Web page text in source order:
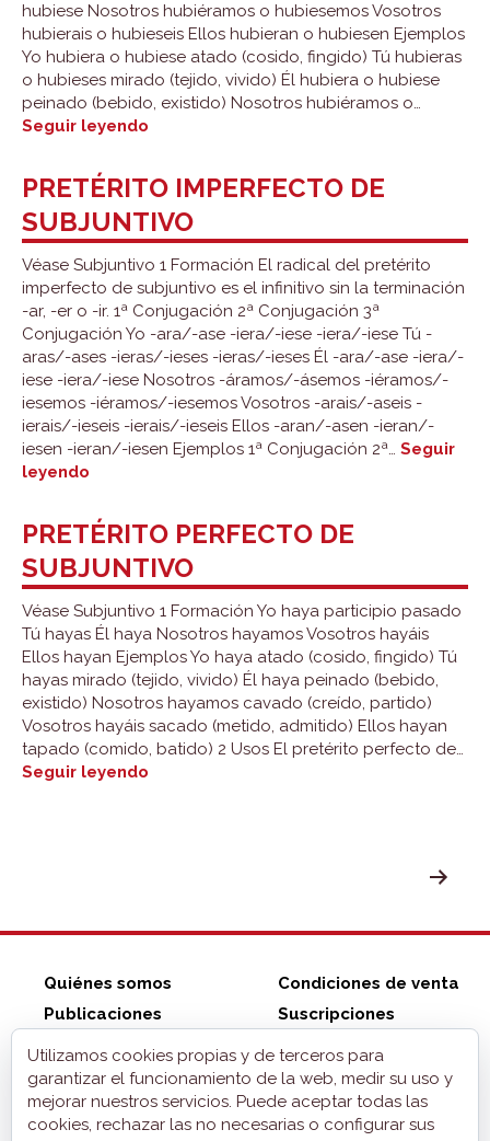
hubiese Nosotros hubiéramos o hubiesemos Vosotros
hubierais o hubieseis Ellos hubieran o hubiesen Ejemplos
Yo hubiera o hubiese atado (cosido, fingido) Tú hubieras
o hubieses mirado (tejido, vivido) Él hubiera o hubiese
peinado (bebido, existido) Nosotros hubiéramos o…
Seguir leyendo
subjuntivo
PRETÉRITO IMPERFECTO DE
SUBJUNTIVO
Véase Subjuntivo 1 Formación El radical del pretérito
imperfecto de subjuntivo es el infinitivo sin la terminación
-ar, -er o -ir. 1ª Conjugación 2ª Conjugación 3ª
Conjugación Yo -ara/-ase -iera/-iese -iera/-iese Tú -
aras/-ases -ieras/-ieses -ieras/-ieses Él -ara/-ase -iera/-
iese -iera/-iese Nosotros -áramos/-ásemos -iéramos/-
iesemos -iéramos/-iesemos Vosotros -arais/-aseis -
ierais/-ieseis -ierais/-ieseis Ellos -aran/-asen -ieran/-
iesen -ieran/-iesen Ejemplos 1ª Conjugación 2ª… Seguir
leyendo
de
subjuntivo
PRETÉRITO PERFECTO DE
SUBJUNTIVO
Véase Subjuntivo 1 Formación Yo haya participio pasado
Tú hayas Él haya Nosotros hayamos Vosotros hayáis
Ellos hayan Ejemplos Yo haya atado (cosido, fingido) Tú
hayas mirado (tejido, vivido) Él haya peinado (bebido,
existido) Nosotros hayamos cavado (creído, partido)
Vosotros hayáis sacado (metido, admitido) Ellos hayan
tapado (comido, batido) 2 Usos El pretérito perfecto de…
Seguir leyendo
Quiénes somos
Publicaciones
Tienda ZonaELE
Condiciones de venta
Suscripciones
Contacto
Aviso legal
Privacidad
Cookies
Utilizamos cookies propias y de terceros para
garantizar el funcionamiento de la web, medir su uso y
mejorar nuestros servicios. Puede aceptar todas las
cookies, rechazar las no necesarias o configurar sus